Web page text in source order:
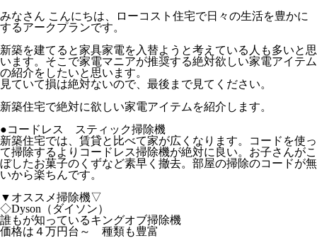
みなさん こんにちは、ローコスト住宅で日々の生活を豊かに
するアークプランです。
新築を建てると家具家電を入替ようと考えている人も多いと思
います。そこで家電マニアが推奨する絶対欲しい家電アイテム
の紹介をしたいと思います。
見ていて損は絶対ないので、最後まで見てください。
新築住宅で絶対に欲しい家電アイテムを紹介します。
●コードレス スティック掃除機
新築住宅では、賃貸と比べて家が広くなります。コードを使っ
て掃除するよりコードレス掃除機が絶対に良い。お子さんがこ
ぼしたお菓子のくずなど素早く撤去。部屋の掃除のコードが無
いから楽ちんです。
▼オススメ掃除機▽
◇Dyson（ダイソン）
誰もが知っているキングオブ掃除機
価格は４万円台～ 種類も豊富